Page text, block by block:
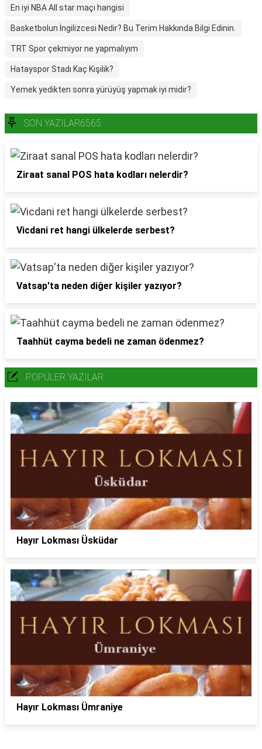
En iyi NBA All star maçı hangisi
Basketbolun İngilizcesi Nedir? Bu Terim Hakkında Bilgi Edinin.
TRT Spor çekmiyor ne yapmalıyım
Hatayspor Stadı Kaç Kişilik?
Yemek yedikten sonra yürüyüş yapmak iyi midir?
SON YAZILAR6565
Ziraat sanal POS hata kodları nelerdir?
Vicdani ret hangi ülkelerde serbest?
Vatsap'ta neden diğer kişiler yazıyor?
Taahhüt cayma bedeli ne zaman ödenmez?
POPÜLER YAZILAR
Hayır Lokması Üsküdar
Hayır Lokması Ümraniye